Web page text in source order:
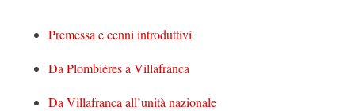
Premessa e cenni introduttivi
Da Plombiéres a Villafranca
Da Villafranca all’unità nazionale